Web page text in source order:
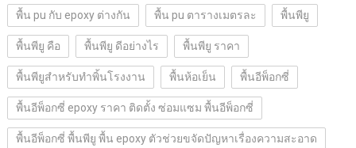
พื้น pu กับ epoxy ต่างกัน พื้น pu ตารางเมตรละ พื้นพียู
พื้นพียู คือ พื้นพียู ดีอย่างไร พื้นพียู ราคา
พื้นพียูสำหรับทำพิ้นโรงงาน พื้นห้อเย็น พื้นอีพ็อกซี่
พื้นอีพ็อกซี่ epoxy ราคา ติดตั้ง ซ่อมแซม พื้นอีพ็อกซี่
พื้นอีพ็อกซี่ พื้นพียู พื้น epoxy ตัวช่วยขจัดปัญหาเรื่องความสะอาด